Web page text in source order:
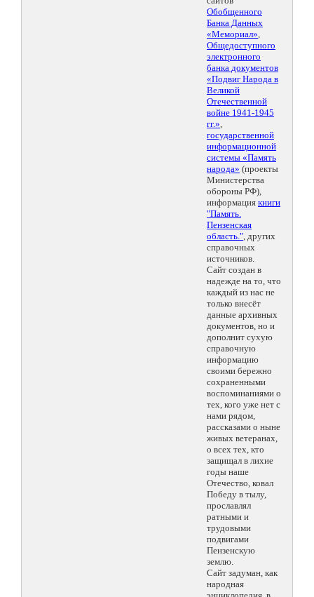
Обобщенного
Банка Данных
«Мемориал»,
Общедоступного
электронного
банка документов
«Подвиг Народа в
Великой
Отечественной
войне 1941-1945
гг.»,
государственной
информационной
системы «Память
народа» (проекты
Министерства
обороны РФ),
информация книги
"Память.
Пензенская
область.", других
справочных
источников.
Сайт создан в
надежде на то, что
каждый из нас не
только внесёт
данные архивных
документов, но и
дополнит сухую
справочную
информацию
своими бережно
сохраненными
воспоминаниями о
тех, кого уже нет с
нами рядом,
рассказами о ныне
живых ветеранах,
о всех тех, кто
защищал в лихие
годы наше
Отечество, ковал
Победу в тылу,
прославлял
ратными и
трудовыми
подвигами
Пензенскую
землю.
Сайт задуман, как
народная